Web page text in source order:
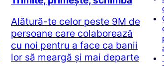
Alătură-te celor peste 9M de
persoane care colaborează
cu noi pentru a face ca banii
lor să meargă și mai departe